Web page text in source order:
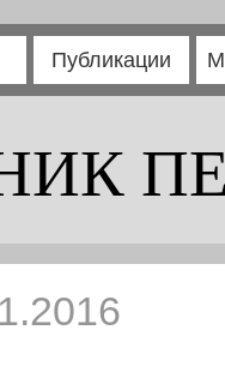
Публикации